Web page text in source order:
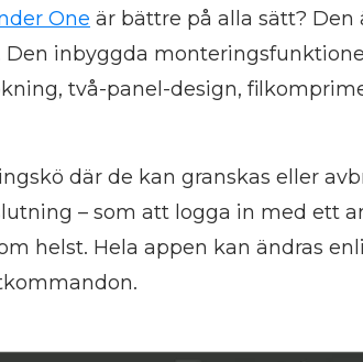
One är bättre på alla sätt? Den
Den inbyggda
två-panel-design,
där de kan granskas eller
– som att logga in med ett
helst. Hela appen kan ändras